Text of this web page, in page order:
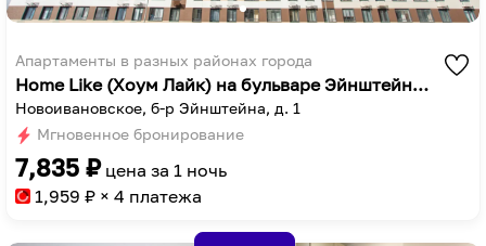
Апартаменты в разных районах города
Home Like (Хоум Лайк) на бульваре Эйнштейна 1
Новоивановское, б-р Эйнштейна, д. 1
Мгновенное бронирование
7,835 ₽ цена за 1 ночь
1,959 ₽ × 4 платежа